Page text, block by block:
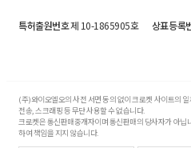
특허출원번호제 10-1865905호 상표등록
(주)와이오엘오의 사전 서면 동의 없이 크로켓 사이트의
전송, 스크래핑 등 무단 사용할 수 없습니다.
크로켓은 통신판매중개자이며 통신판매의 당사자가 아닙
하여 책임을 지지 않습니다.